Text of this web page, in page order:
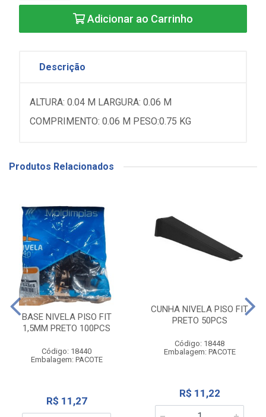
Adicionar ao Carrinho
Descrição
ALTURA: 0.04 M LARGURA: 0.06 M
COMPRIMENTO: 0.06 M PESO:0.75 KG
Produtos Relacionados
BASE NIVELA PISO FIT
1,5MM PRETO 100PCS
Código: 18440
Embalagem: PACOTE
R$ 11,27
CUNHA NIVELA PISO FIT
PRETO 50PCS
Código: 18448
Embalagem: PACOTE
R$ 11,22